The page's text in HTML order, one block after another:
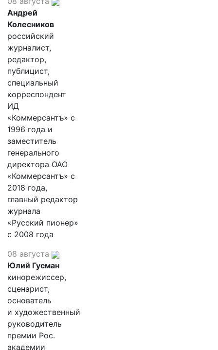
Андрей
Колесников
российский
журналист,
редактор,
публицист,
специальный
корреспондент
ИД
«Коммерсантъ» с
1996 года и
заместитель
генерального
директора ОАО
«Коммерсантъ» с
2018 года,
главный редактор
журнала
«Русский пионер»
с 2008 года
08 августа
Юлий Гусман
кинорежиссер,
сценарист,
основатель
и художественный
руководитель
премии Рос.
академии